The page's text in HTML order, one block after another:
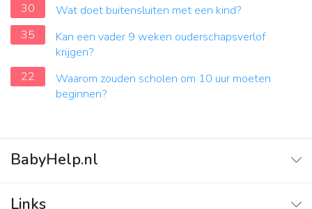
30
Wat doet buitensluiten met een kind?
35
Kan een vader 9 weken ouderschapsverlof
krijgen?
22
Waarom zouden scholen om 10 uur moeten
beginnen?
BabyHelp.nl
Links